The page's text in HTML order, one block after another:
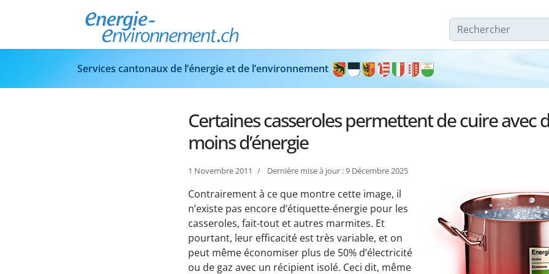
Rechercher
Services cantonaux de l’énergie et de l’environnement
Certaines casseroles permettent de cuire avec
moins d’énergie
1 Novembre 2011 Dernière mise à jour : 9 Décembre 2025
Contrairement à ce que montre cette image, il
n’existe pas encore d’étiquette-énergie pour les
casseroles, fait-tout et autres marmites. Et
pourtant, leur efficacité est très variable, et on
peut même économiser plus de 50% d’électricité
ou de gaz avec un récipient isolé. Ceci dit, même